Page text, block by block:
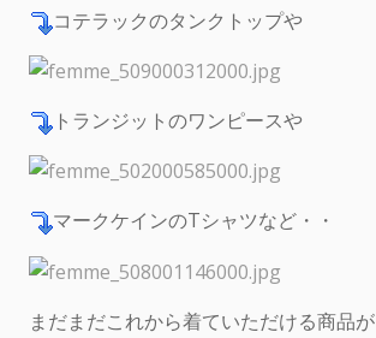
コテラックのタンクトップや
トランジットのワンピースや
マークケインのTシャツなど・・
まだまだこれから着ていただける商品が